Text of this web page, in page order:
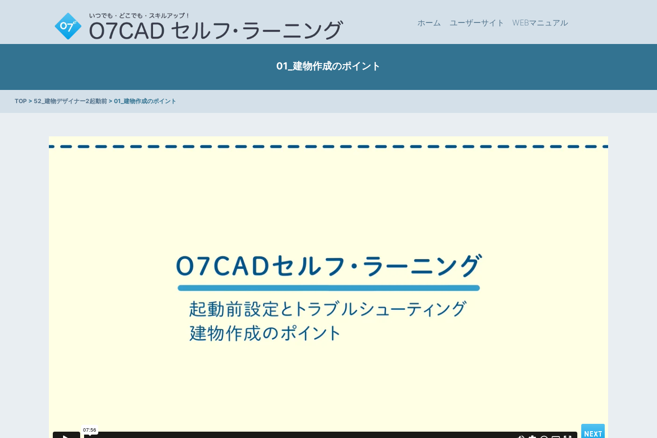
ホーム ユーザーサイト WEBマニュアル
01_建物作成のポイント
TOP > 52_建物デザイナー2起動前 > 01_建物作成のポイント